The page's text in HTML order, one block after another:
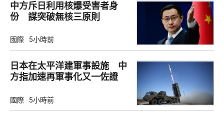
中方斥日利用核爆受害者身
份 謀突破無核三原則
國際 5小時前
日本在太平洋建軍事設施 中
方指加速再軍事化又一佐證
國際 5小時前